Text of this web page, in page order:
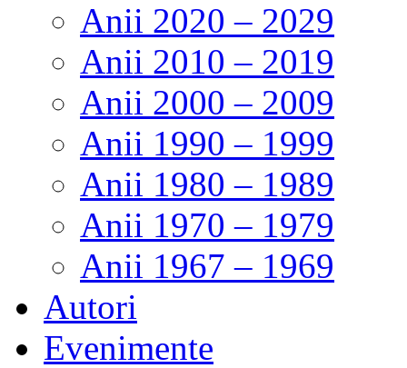
Anii 2020 – 2029
Anii 2010 – 2019
Anii 2000 – 2009
Anii 1990 – 1999
Anii 1980 – 1989
Anii 1970 – 1979
Anii 1967 – 1969
Autori
Evenimente